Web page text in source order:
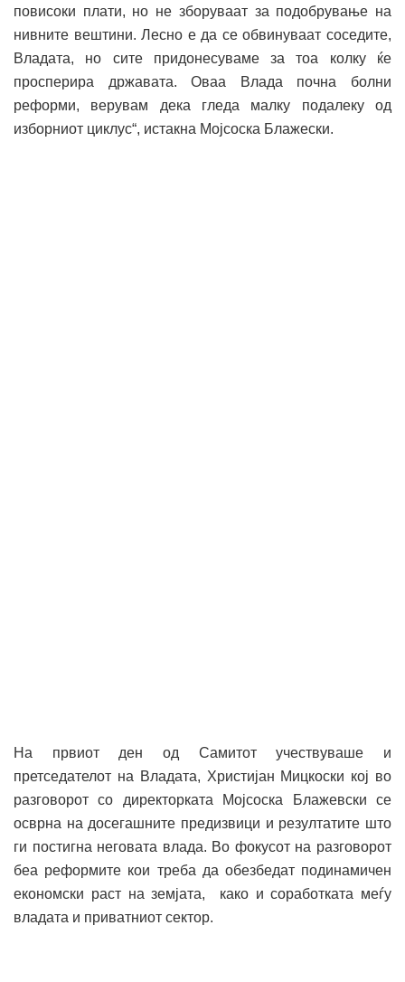
повисоки плати, но не зборуваат за подобрување на
нивните вештини. Лесно е да се обвинуваат соседите,
Владата, но сите придонесуваме за тоа колку ќе
просперира државата. Оваа Влада почна болни
реформи, верувам дека гледа малку подалеку од
изборниот циклус“, истакна Мојсоска Блажески.
На првиот ден од Самитот учествуваше и
претседателот на Владата, Христијан Мицкоски кој во
разговорот со директорката Мојсоска Блажевски се
осврна на досегашните предизвици и резултатите што
ги постигна неговата влада. Во фокусот на разговорот
беа реформите кои треба да обезбедат подинамичен
економски раст на земјата, како и соработката меѓу
владата и приватниот сектор.